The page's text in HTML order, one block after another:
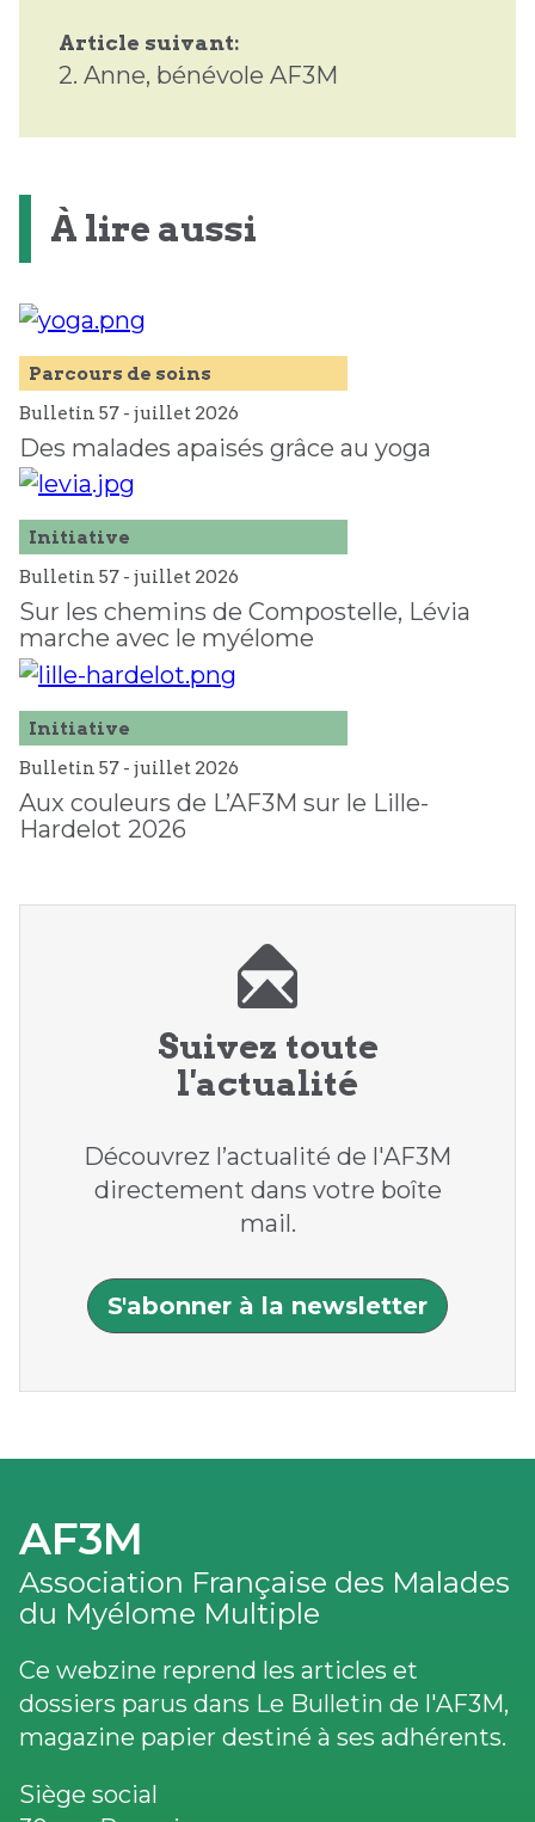
Article suivant:
2. Anne, bénévole AF3M
À lire aussi
Parcours de soins
Bulletin 57 - juillet 2026
Des malades apaisés grâce au yoga
Initiative
Bulletin 57 - juillet 2026
Sur les chemins de Compostelle, Lévia
marche avec le myélome
Initiative
Bulletin 57 - juillet 2026
Aux couleurs de L’AF3M sur le Lille-
Hardelot 2026
Suivez toute
l'actualité
Découvrez l’actualité de l'AF3M
directement dans votre boîte
mail.
S'abonner à la newsletter
AF3M
Association Française des Malades
du Myélome Multiple
Ce webzine reprend les articles et
dossiers parus dans Le Bulletin de l'AF3M,
magazine papier destiné à ses adhérents.
Siège social